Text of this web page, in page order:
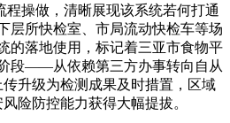
程操做，清晰展现该系统若何打通
层所快检室、市局流动快检车等场
的落地使用，标记着三亚市食物平
段——从依赖第三方办事转向自从
升级为检测成果及时措置，区域
险防控能力获得大幅提拔。